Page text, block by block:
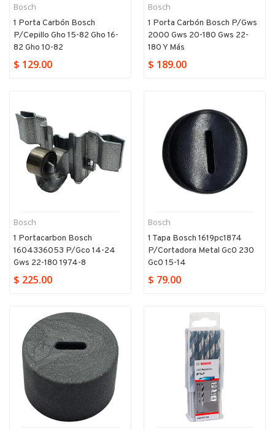
Bosch
1 Porta Carbón Bosch
P/cepillo Gho 15-82 Gho 16-
82 Gho 10-82
$ 129.00
Bosch
1 Porta Carbón Bosch P/gws
2000 Gws 20-180 Gws 22-
180 Y Más
$ 189.00
Bosch
1 Portacarbon Bosch
1604336053 P/gco 14-24
Gws 22-180 1974-8
$ 225.00
Bosch
1 Tapa Bosch 1619pc1874
P/cortadora Metal Gc0 230
Gc0 15-14
$ 79.00